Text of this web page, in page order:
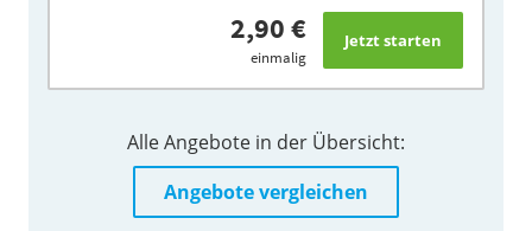
2,90 €
einmalig
Alle Angebote in der Übersicht:
Angebote vergleichen